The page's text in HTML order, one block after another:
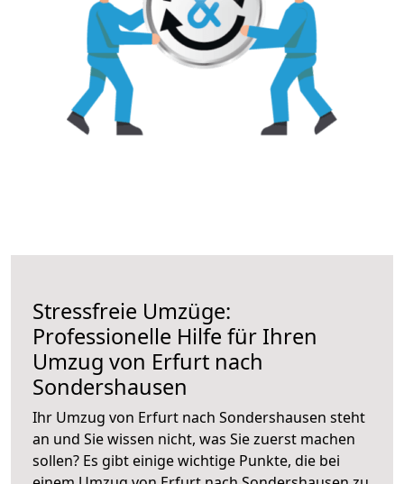
Stressfreie Umzüge:
Professionelle Hilfe für Ihren
Umzug von Erfurt nach
Sondershausen
Ihr Umzug von Erfurt nach Sondershausen steht
an und Sie wissen nicht, was Sie zuerst machen
sollen? Es gibt einige wichtige Punkte, die bei